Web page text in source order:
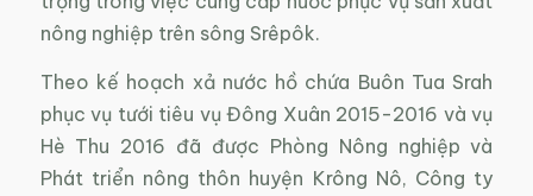
nông nghiệp trên sông Srêpôk.
Theo kế hoạch xả nước hồ chứa Buôn Tua Srah
phục vụ tưới tiêu vụ Đông Xuân 2015-2016 và vụ
Hè Thu 2016 đã được Phòng Nông nghiệp và
Phát triển nông thôn huyện Krông Nô, Công ty